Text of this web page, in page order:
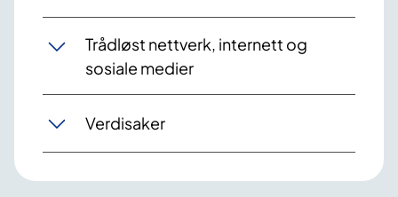
Trådløst nettverk, internett og
sosiale medier
Verdisaker